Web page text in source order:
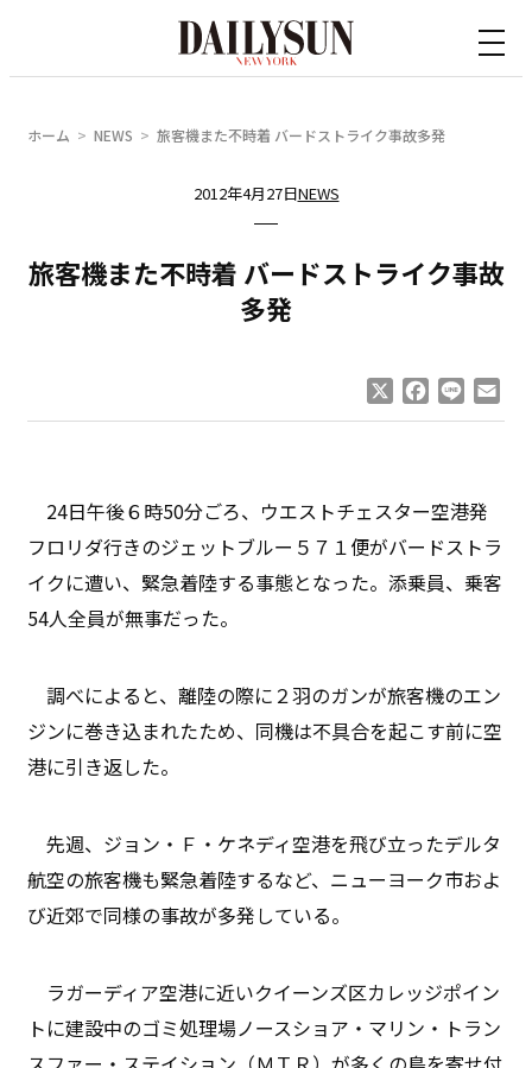
ホーム NEWS 旅客機また不時着 バードストライク事故多発
2012年4月27日NEWS
旅客機また不時着 バードストライク事故
多発
Facebook
Line
24日午後６時50分ごろ、ウエストチェスター空港発
フロリダ行きのジェットブルー５７１便がバードストラ
イクに遭い、緊急着陸する事態となった。添乗員、乗客
54人全員が無事だった。
調べによると、離陸の際に２羽のガンが旅客機のエン
ジンに巻き込まれたため、同機は不具合を起こす前に空
港に引き返した。
先週、ジョン・Ｆ・ケネディ空港を飛び立ったデルタ
航空の旅客機も緊急着陸するなど、ニューヨーク市およ
び近郊で同様の事故が多発している。
ラガーディア空港に近いクイーンズ区カレッジポイン
トに建設中のゴミ処理場ノースショア・マリン・トラン